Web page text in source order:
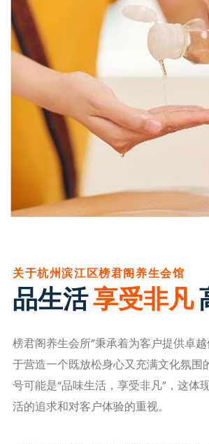
关于杭州滨江区榜君阁养生会馆
品生活享受非凡
榜君阁养生会所”秉承着为客户提供卓
于营造一个既放松身心又充满文化氛围
号可能是“品味生活，享受非凡”，这体
活的追求和对客户体验的重视。